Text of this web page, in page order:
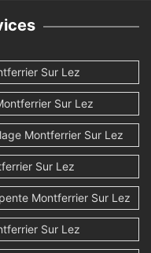
Sur Lez
Sur Lez
Montferrier Sur Lez
Sur Lez
Montferrier Sur Lez
Sur Lez